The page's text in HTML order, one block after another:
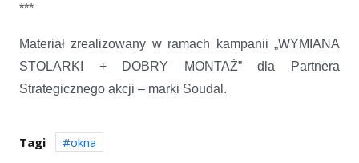
***
Materiał zrealizowany w ramach kampanii „WYMIANA
STOLARKI + DOBRY MONTAŻ” dla Partnera
Strategicznego akcji – marki Soudal.
Tagi okna